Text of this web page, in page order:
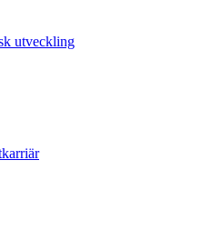
utveckling